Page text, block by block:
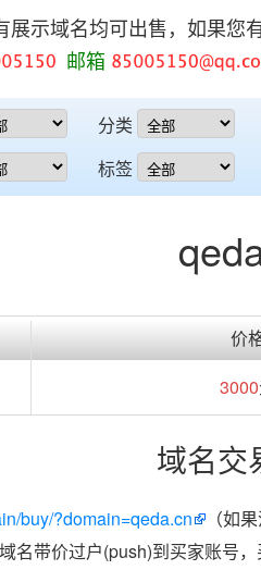
展示域名均可出售，如果您
邮箱
分类
标签
价
3000
域名交
buy/?domain=qeda.cn
（如
带价过户(push)到买家账号